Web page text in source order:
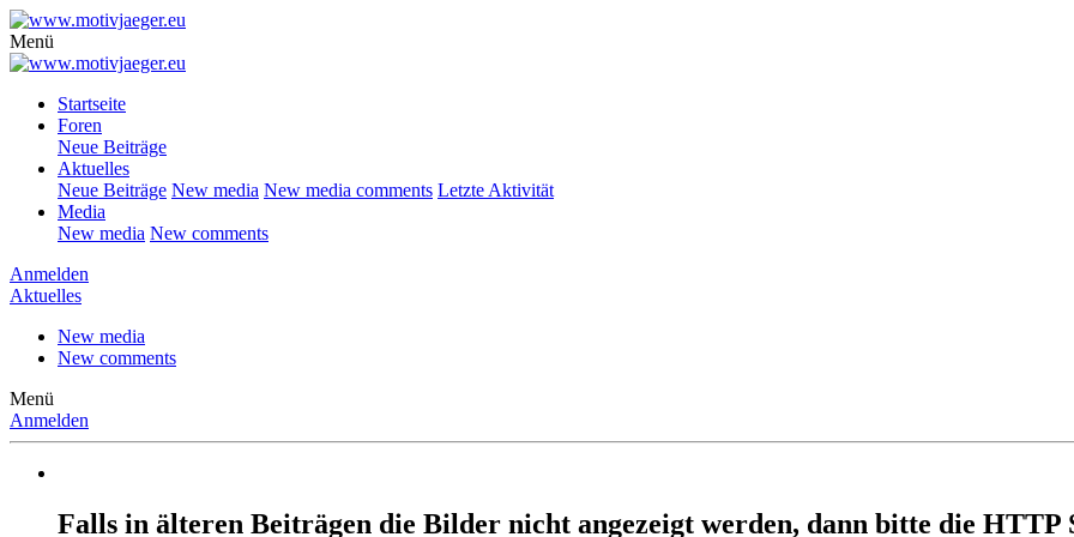
Menü
Startseite
Foren
Neue Beiträge
Aktuelles
Neue Beiträge New media New media comments Letzte Aktivität
Media
New media New comments
Anmelden
Aktuelles
New media
New comments
Menü
Anmelden
Falls in älteren Beiträgen die Bilder nicht angezeigt werden, dann bitte die HTTP